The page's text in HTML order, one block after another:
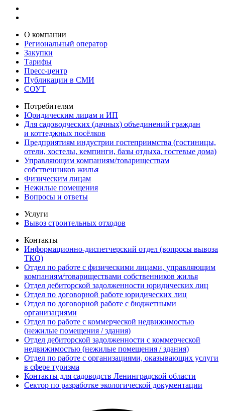
О компании
Региональный оператор
Закупки
Тарифы
Пресс-центр
Публикации в СМИ
СОУТ
Потребителям
Юридическим лицам и ИП
Для садоводческих (дачных) объединений граждан
и коттеджных посёлков
Предприятиям индустрии гостеприимства (гостиницы,
отели, хостелы, кемпинги, базы отдыха, гостевые дома)
Управляющим компаниям/товариществам
собственников жилья
Физическим лицам
Нежилые помещения
Вопросы и ответы
Услуги
Вывоз строительных отходов
Контакты
Информационно-диспетчерский отдел (вопросы вывоза
ТКО)
Отдел по работе с физическими лицами, управляющим
компаниям/товариществами собственников жилья
Отдел дебиторской задолженности юридических лиц
Отдел по договорной работе юридических лиц
Отдел по договорной работе с бюджетными
организациями
Отдел по работе с коммерческой недвижимостью
(нежилые помещения / здания)
Отдел дебиторской задолженности с коммерческой
недвижимостью (нежилые помещения / здания)
Отдел по работе с организациями, оказывающих услуги
в сфере туризма
Контакты для садоводств Ленинградской области
Сектор по разработке экологической документации